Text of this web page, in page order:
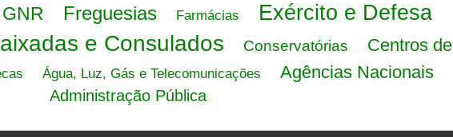
Freguesias Farmácias Exército e Defesa
e Consulados Conservatórias
Centros de
Água, Luz, Gás e Telecomunicações Agências Nacionais
Administração Pública